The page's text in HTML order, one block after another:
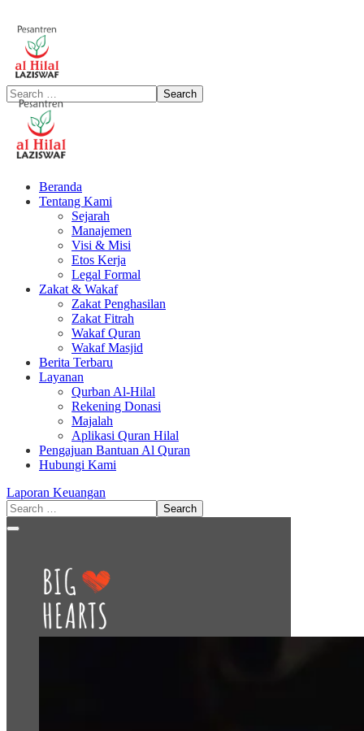
Beranda
Tentang Kami
Sejarah
Manajemen
Visi & Misi
Etos Kerja
Legal Formal
Zakat & Wakaf
Zakat Penghasilan
Zakat Fitrah
Wakaf Quran
Wakaf Masjid
Berita Terbaru
Layanan
Qurban Al-Hilal
Rekening Donasi
Majalah
Aplikasi Quran Hilal
Pengajuan Bantuan Al Quran
Hubungi Kami
Laporan Keuangan